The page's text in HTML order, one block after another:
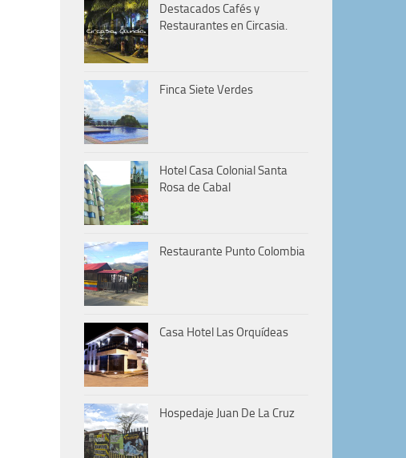
Destacados Cafés y
Restaurantes en Circasia.
Finca Siete Verdes
Hotel Casa Colonial Santa
Rosa de Cabal
Restaurante Punto Colombia
Casa Hotel Las Orquídeas
Hospedaje Juan De La Cruz